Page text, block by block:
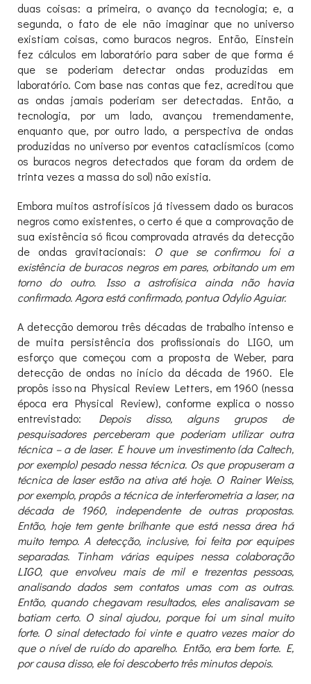
duas coisas: a primeira, o avanço da tecnologia; e, a
segunda, o fato de ele não imaginar que no universo
existiam coisas, como buracos negros. Então, Einstein
fez cálculos em laboratório para saber de que forma é
que se poderiam detectar ondas produzidas em
laboratório. Com base nas contas que fez, acreditou que
as ondas jamais poderiam ser detectadas. Então, a
tecnologia, por um lado, avançou tremendamente,
enquanto que, por outro lado, a perspectiva de ondas
produzidas no universo por eventos cataclísmicos (como
os buracos negros detectados que foram da ordem de
trinta vezes a massa do sol) não existia.
Embora muitos astrofísicos já tivessem dado os buracos
negros como existentes, o certo é que a comprovação de
sua existência só ficou comprovada através da detecção
de ondas gravitacionais:
O que se confirmou foi a
existência de buracos negros em pares, orbitando um em
torno do outro. Isso a astrofísica ainda não havia
confirmado. Agora está confirmado, pontua Odylio Aguiar.
A detecção demorou três décadas de trabalho intenso e
de muita persistência dos profissionais do LIGO, um
esforço que começou com a proposta de Weber, para
detecção de ondas no início da década de 1960. Ele
propôs isso na Physical Review Letters, em 1960 (nessa
época era Physical Review), conforme explica o nosso
entrevistado: Depois disso, alguns grupos de
pesquisadores perceberam que poderiam utilizar outra
técnica – a de laser. E houve um investimento (da Caltech,
por exemplo) pesado nessa técnica. Os que propuseram a
técnica de laser estão na ativa até hoje. O Rainer Weiss,
por exemplo, propôs a técnica de interferometria a laser, na
década de 1960, independente de outras propostas.
Então, hoje tem gente brilhante que está nessa área há
muito tempo. A detecção, inclusive, foi feita por equipes
separadas. Tinham várias equipes nessa colaboração
LIGO, que envolveu mais de mil e trezentas pessoas,
analisando dados sem contatos umas com as outras.
Então, quando chegavam resultados, eles analisavam se
batiam certo. O sinal ajudou, porque foi um sinal muito
forte. O sinal detectado foi vinte e quatro vezes maior do
que o nível de ruído do aparelho. Então, era bem forte. E,
por causa disso, ele foi descoberto três minutos depois.